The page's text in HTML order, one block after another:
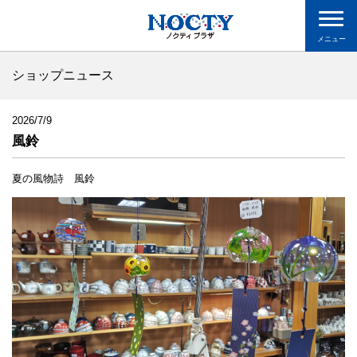
メニュー
ショップニュース
2026/7/9
風鈴
夏の風物詩 風鈴